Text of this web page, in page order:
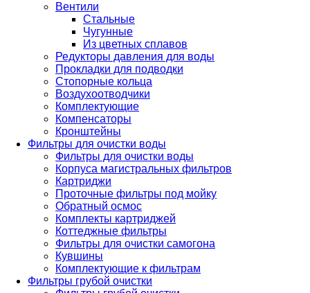
Вентили
Стальные
Чугунные
Из цветных сплавов
Редукторы давления для воды
Прокладки для подводки
Стопорные кольца
Воздухоотводчики
Комплектующие
Компенсаторы
Кронштейны
Фильтры для очистки воды
Фильтры для очистки воды
Корпуса магистральных фильтров
Картриджи
Проточные фильтры под мойку
Обратный осмос
Комплекты картриджей
Коттеджные фильтры
Фильтры для очистки самогона
Кувшины
Комплектующие к фильтрам
Фильтры грубой очистки